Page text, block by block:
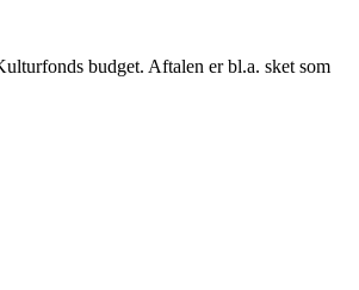
budget. Aftalen er bl.a. sket som